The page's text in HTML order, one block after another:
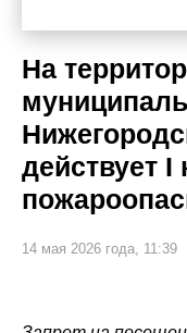
На
действует I
14 мая 2026 года, 11:39